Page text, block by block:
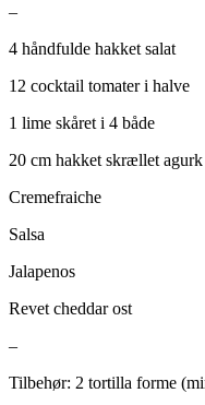
–
4 håndfulde hakket salat
12 cocktail tomater i halve
1 lime skåret i 4 både
20 cm hakket skrællet agurk
Cremefraiche
Salsa
Jalapenos
Revet cheddar ost
–
Tilbehør: 2 tortilla forme